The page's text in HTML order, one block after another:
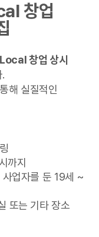
창업
Local 창업 상시
해 실질적인
까지
업자를 둔 19세 ~
또는 기타 장소